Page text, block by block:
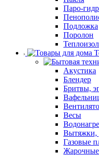
Паро-
Подложка
Поролон
Акустика
Блендер
Бритвы,
Весы
Вытяжки,
Газовые